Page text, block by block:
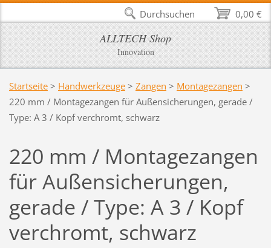
ALLTECH Shop
Innovation
Startseite > Handwerkzeuge > Zangen > Montagezangen >
220 mm / Montagezangen für Außensicherungen, gerade /
Type: A 3 / Kopf verchromt, schwarz
220 mm / Montagezangen
für Außensicherungen,
gerade / Type: A 3 / Kopf
verchromt, schwarz
0,00 €
Durchsuchen